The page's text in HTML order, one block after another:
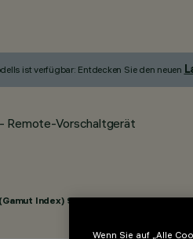
ist verfügbar: Entdecken Sie den neuen
Remote-Vorschaltgerät
Index) 98
Wenn Sie auf „Alle